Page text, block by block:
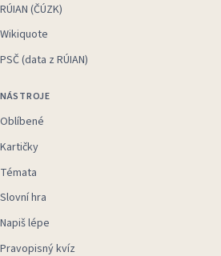
RÚIAN (ČÚZK)
Wikiquote
PSČ (data z RÚIAN)
NÁSTROJE
Oblíbené
Kartičky
Témata
Slovní hra
Napiš lépe
Pravopisný kvíz